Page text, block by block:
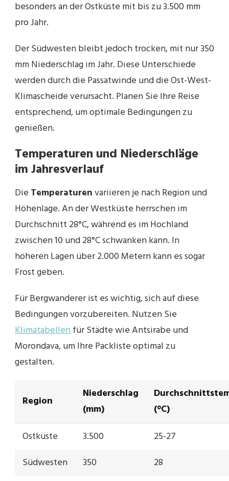
besonders an der Ostküste mit bis zu 3.500 mm
pro Jahr.
Der Südwesten bleibt jedoch trocken, mit nur 350
mm Niederschlag im Jahr. Diese Unterschiede
werden durch die Passatwinde und die Ost-West-
Klimascheide verursacht. Planen Sie Ihre Reise
entsprechend, um optimale Bedingungen zu
genießen.
Temperaturen und Niederschläge
im Jahresverlauf
Die Temperaturenvariieren je nach Region und
Höhenlage. An der Westküste herrschen im
Durchschnitt 28°C, während es im Hochland
zwischen 10 und 28°C schwanken kann. In
höheren Lagen über 2.000 Metern kann es sogar
Frost geben.
Für Bergwanderer ist es wichtig, sich auf diese
Bedingungen vorzubereiten. Nutzen Sie
Klimatabellenfür Städte wie Antsirabe und
Morondava, um Ihre Packliste optimal zu
gestalten.
Region
Niederschlag
(mm)
(°C)
Ostküste
3.500
25-27
Südwesten
350
28